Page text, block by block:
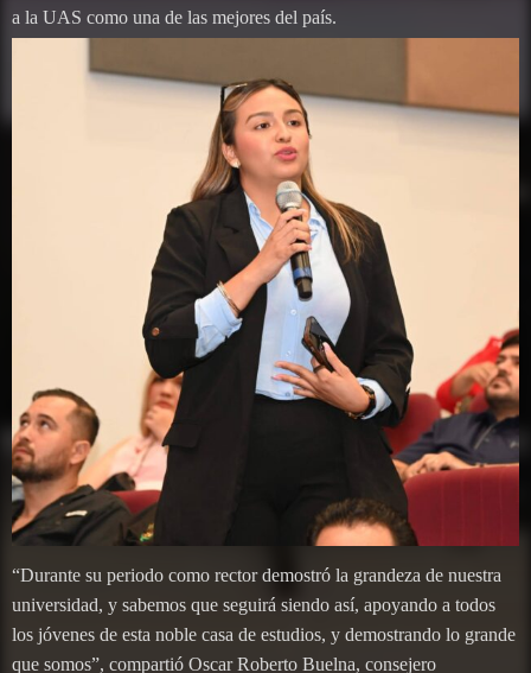
a la UAS como una de las mejores del país.
“Durante su periodo como rector demostró la grandeza de nuestra
universidad, y sabemos que seguirá siendo así, apoyando a todos
los jóvenes de esta noble casa de estudios, y demostrando lo grande
que somos”, compartió Oscar Roberto Buelna, consejero